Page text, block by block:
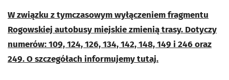
W związku z tymczasowym wyłączeniem fragmentu
Rogowskiej autobusy miejskie zmienią trasy. Dotyczy
numerów: 109, 124, 126, 134, 142, 148, 149 i 246 oraz
249. O szczegółach informujemy tutaj.